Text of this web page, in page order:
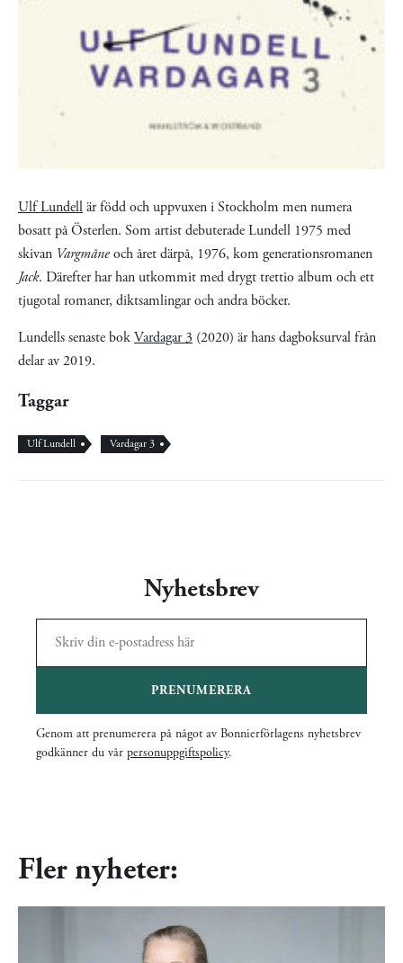
Ulf Lundellär född och uppvuxen i Stockholm men numera
bosatt på Österlen. Som artist debuterade Lundell 1975 med
skivan Vargmåneoch året därpå, 1976, kom generationsromanen
Jack. Därefter har han utkommit med drygt trettio album och ett
tjugotal romaner, diktsamlingar och andra böcker.
Lundells senaste bokVardagar 3 (2020) är hans dagboksurval från
delar av 2019.
Taggar
Ulf Lundell Vardagar 3
Nyhetsbrev
PRENUMERERA
Genom att prenumerera på något av Bonnierförlagens nyhetsbrev
godkänner du vår personuppgiftspolicy.
Fler nyheter: